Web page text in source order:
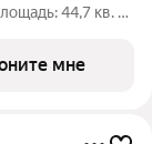
мне